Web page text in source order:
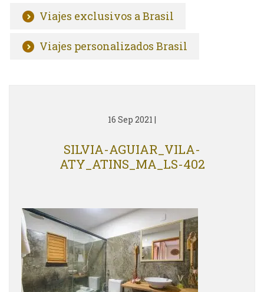
Viajes exclusivos a Brasil
Viajes personalizados Brasil
16 Sep 2021 |
SILVIA-AGUIAR_VILA-
ATY_ATINS_MA_LS-402